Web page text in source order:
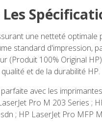
une netteté optimale
standard d'impression,
(Produit 100% Original
et de la durabilité HP.
avec les
Pro M 203 Series ;
; HP LaserJet Pro MFP